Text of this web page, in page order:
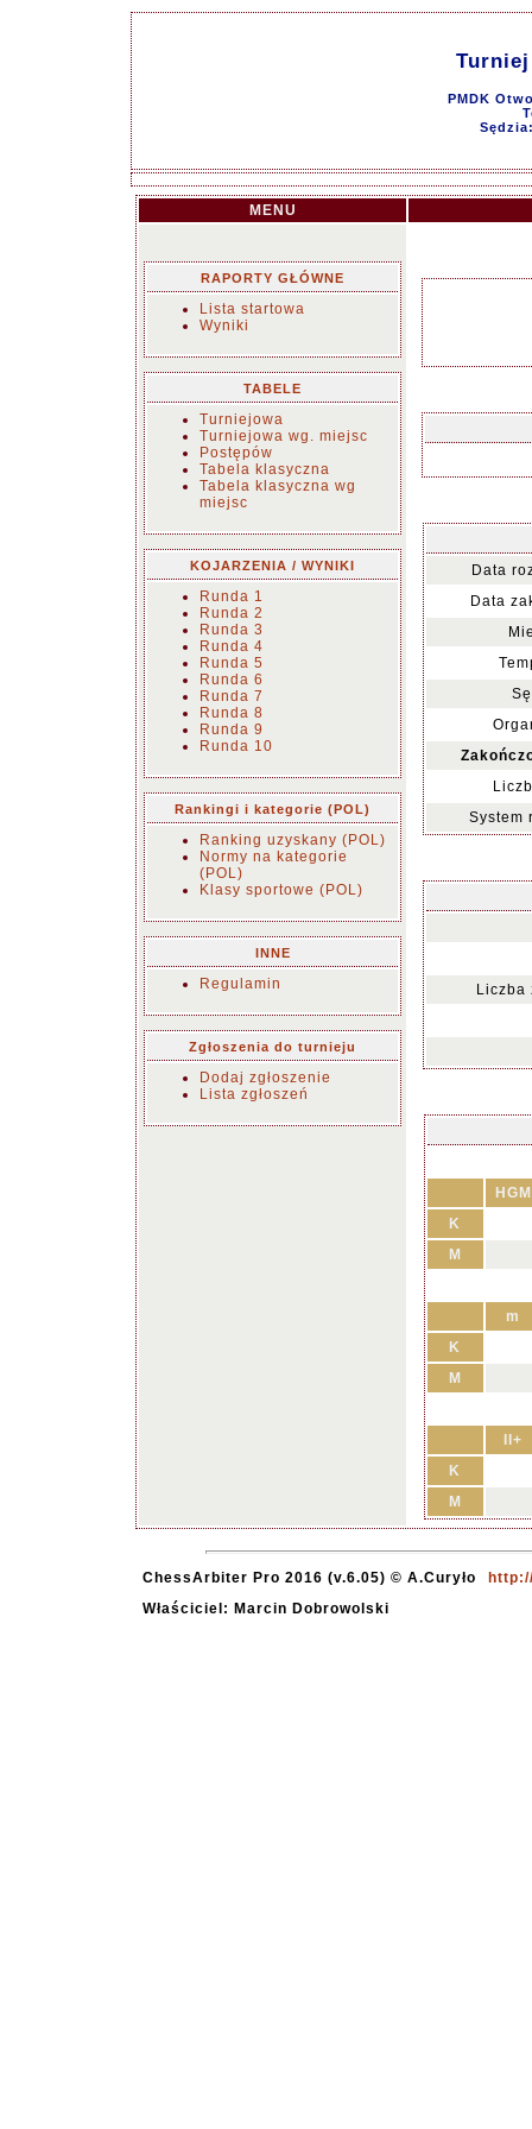
PMDK
MENU
RAPORTY GŁÓWNE
Lista startowa
Wyniki
TABELE
Turniejowa
Turniejowa wg. miejsc
Postępów
Tabela klasyczna
Tabela klasyczna wg
miejsc
KOJARZENIA / WYNIKI
Runda 1
Runda 2
Runda 3
Runda 4
Runda 5
Runda 6
Runda 7
Runda 8
Runda 9
Runda 10
Rankingi i kategorie (POL)
Ranking uzyskany (POL)
Normy na kategorie
(POL)
Klasy sportowe (POL)
INNE
Regulamin
Zgłoszenia do turnieju
Dodaj zgłoszenie
Lista zgłoszeń
Data
Data
System
Liczba
HGM
K
M
m
K
M
II+
K
M
ChessArbiter Pro 2016 (v.6.05) © A.Curyło
Właściciel: Marcin Dobrowolski